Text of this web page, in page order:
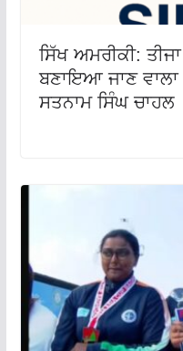
ਸਿੱਖ ਅਮਰੀਕੀ:
ਬਣਾਇਆ ਜਾਣ ਵਾਲਾ
ਸਤਨਾਮ ਸਿੰਘ ਚਾਹਲ